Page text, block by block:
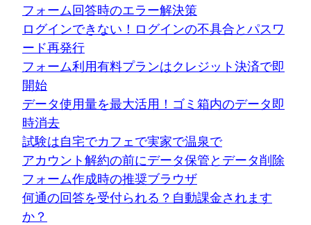
フォーム回答時のエラー解決策
ログインできない！ログインの不具合とパスワ
ード再発行
フォーム利用有料プランはクレジット決済で即
開始
データ使用量を最大活用！ゴミ箱内のデータ即
時消去
試験は自宅でカフェで実家で温泉で
アカウント解約の前にデータ保管とデータ削除
フォーム作成時の推奨ブラウザ
何通の回答を受付られる？自動課金されます
か？